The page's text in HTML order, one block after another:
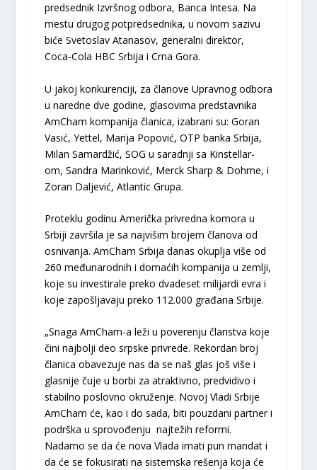
predsednik Izvršnog odbora, Banca Intesa. Na
mestu drugog potpredsednika, u novom sazivu
biće Svetoslav Atanasov, generalni direktor,
Coca-Cola HBC Srbija i Crna Gora.
U jakoj konkurenciji, za članove Upravnog odbora
u naredne dve godine, glasovima predstavnika
AmCham kompanija članica, izabrani su: Goran
Vasić, Yettel, Marija Popović, OTP banka Srbija,
Milan Samardžić, SOG u saradnji sa Kinstellar-
om, Sandra Marinković, Merck Sharp & Dohme, i
Zoran Daljević, Atlantic Grupa.
Proteklu godinu Američka privredna komora u
Srbiji završila je sa najvišim brojem članova od
osnivanja. AmCham Srbija danas okuplja više od
260 međunarodnih i domaćih kompanija u zemlji,
koje su investirale preko dvadeset milijardi evra i
koje zapošljavaju preko 112.000 građana Srbije.
„Snaga AmCham-a leži u poverenju članstva koje
čini najbolji deo srpske privrede. Rekordan broj
članica obavezuje nas da se naš glas još više i
glasnije čuje u borbi za atraktivno, predvidivo i
stabilno poslovno okruženje. Novoj Vladi Srbije
AmCham će, kao i do sada, biti pouzdani partner i
podrška u sprovođenju najtežih reformi.
Nadamo se da će nova Vlada imati pun mandat i
da će se fokusirati na sistemska rešenja koja će